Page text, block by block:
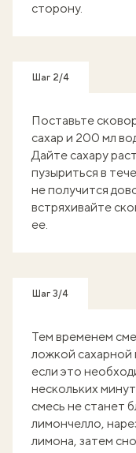
сторону.
Шаг 2/4
Поставьте
сахар и 200 мл
Дайте сахару
пузыриться в
не получится
встряхивайте
ее.
Шаг 3/4
Тем временем
ложкой сахарной
если это
нескольких
смесь не станет
лимончелло,
лимона, затем